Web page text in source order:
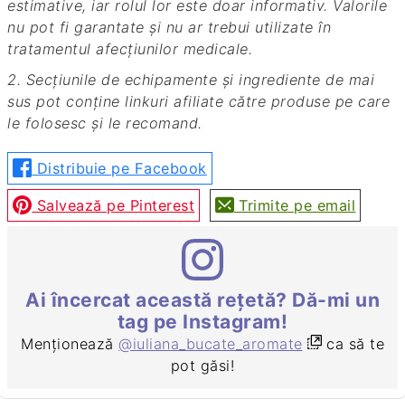
estimative, iar rolul lor este doar informativ. Valorile
nu pot fi garantate și nu ar trebui utilizate în
tratamentul afecțiunilor medicale.
2. Secțiunile de echipamente și ingrediente de mai
sus pot conține linkuri afiliate către produse pe care
le folosesc și le recomand.
Distribuie pe Facebook
Salvează pe Pinterest Trimite pe email
Ai încercat această rețetă? Dă-mi un
tag pe Instagram!
Menționează @iuliana_bucate_aromate
ca să te
pot găsi!